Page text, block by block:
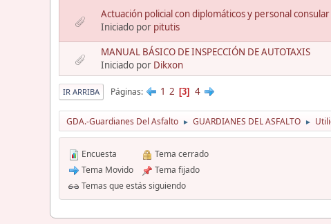
Actuación policial con diplomáticos y personal consular
Iniciado por pitutis
MANUAL BÁSICO DE INSPECCIÓN DE AUTOTAXIS
Iniciado por Dikxon
IR ARRIBA Páginas 1 2 3 4
GDA.-Guardianes Del Asfalto ► GUARDIANES DEL ASFALTO ►
Encuesta
Tema Movido
Tema cerrado
Tema fijado
Temas que estás siguiendo